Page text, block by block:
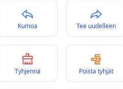
Kumoa Tee uudelleen
Tyhjennä Poista tyhjät